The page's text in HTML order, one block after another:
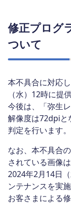
修正プログ
ついて
本不具合に対応
（水）12時に提
今後は、「弥生
解像度は72dpiと
判定を行います。
なお、本不具合
されている画像は
2024年2月14日
ンテナンスを実施
お客さまによる